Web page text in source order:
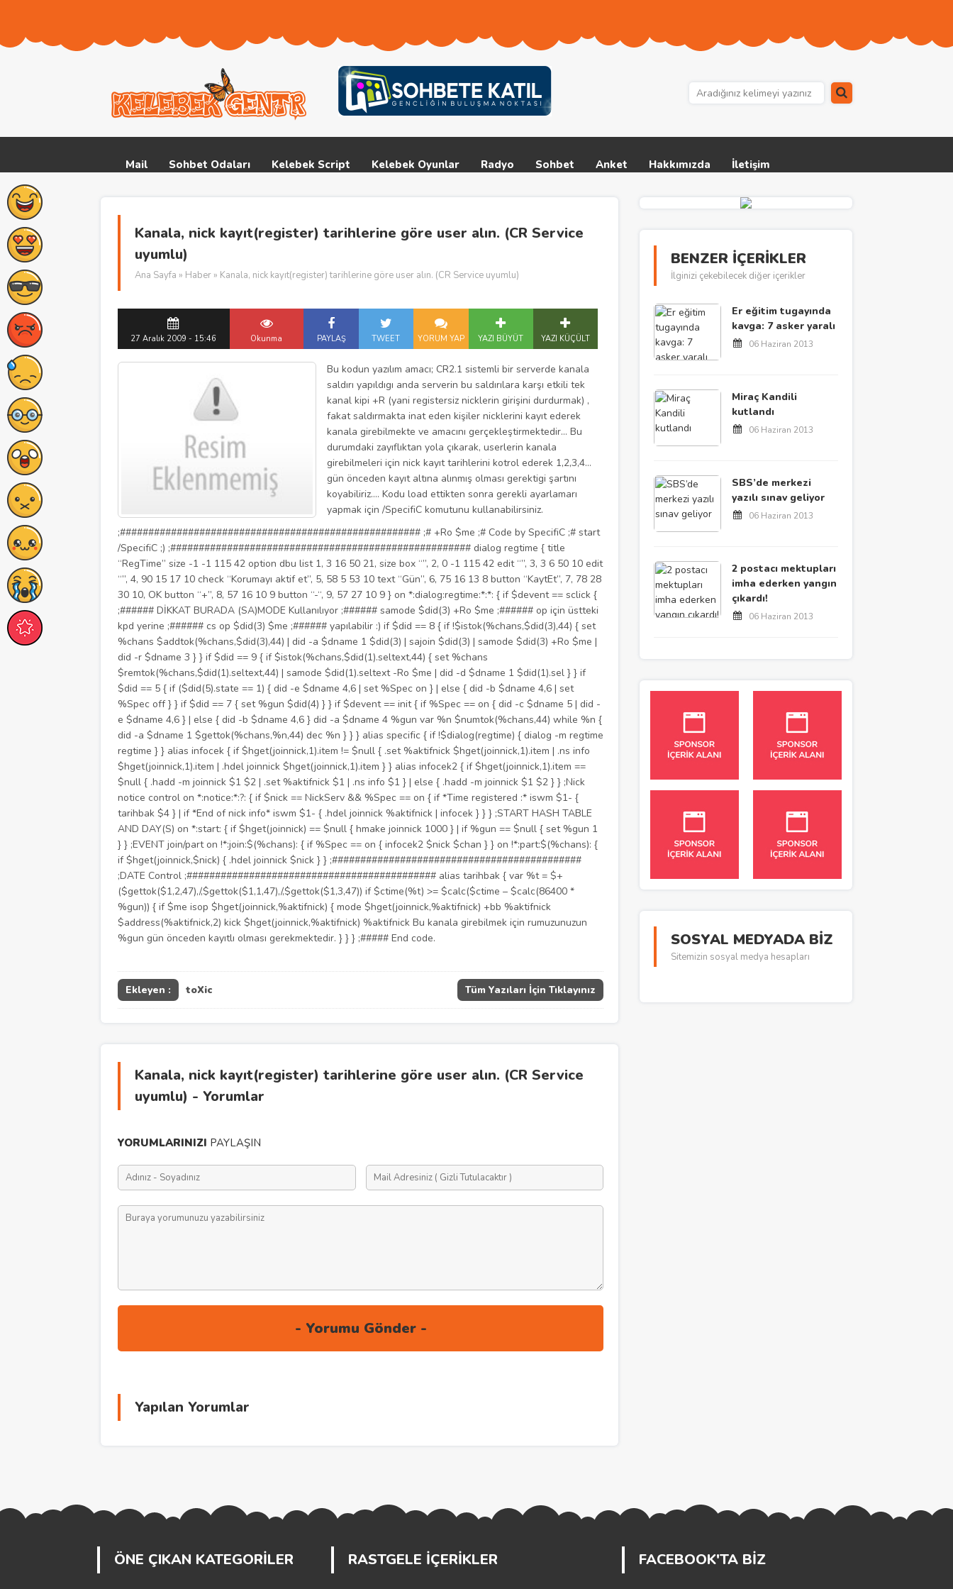
Mail Sohbet Odaları Kelebek Script Kelebek Oyunlar Radyo Sohbet Anket Hakkımızda İletişim
Kanala, nick kayıt(register) tarihlerine göre user alın. (CR Service
uyumlu)
Ana Sayfa » Haber » Kanala, nick kayıt(register) tarihlerine göre user alın. (CR Service uyumlu)
27 Aralık 2009 - 15:46 Okunma PAYLAŞ TWEET YORUM YAP YAZI BÜYÜT YAZI KÜÇÜLT
Bu kodun yazılım amacı; CR2.1 sistemli bir serverde kanala
saldırı yapıldıgı anda serverin bu saldırılara karşı etkili tek
kanal kipi +R (yani registersiz nicklerin girişini durdurmak) ,
fakat saldırmakta inat eden kişiler nicklerini kayıt ederek
kanala girebilmekte ve amacını gerçekleştirmektedir… Bu
durumdaki zayıflıktan yola çıkarak, userlerin kanala
girebilmeleri için nick kayıt tarihlerini kotrol ederek 1,2,3,4…
gün önceden kayıt altına alınmış olması gerektigi şartını
koyabiliriz…. Kodu load ettikten sonra gerekli ayarlamarı
yapmak için /SpecifiC komutunu kullanabilirsiniz.
;##################################################### ;# +Ro $me ;# Code by SpecifiC ;# start
/SpecifiC ;) ;##################################################### dialog regtime { title
“RegTime” size -1 -1 115 42 option dbu list 1, 3 16 50 21, size box “”, 2, 0 -1 115 42 edit “”, 3, 3 6 50 10 edit
“”, 4, 90 15 17 10 check “Korumayı aktif et”, 5, 58 5 53 10 text “Gün”, 6, 75 16 13 8 button “KaytEt”, 7, 78 28
30 10, OK button “+”, 8, 57 16 10 9 button “-“, 9, 57 27 10 9 } on *:dialog:regtime:*:*: { if $devent == sclick {
;###### DİKKAT BURADA (SA)MODE Kullanılıyor ;###### samode $did(3) +Ro $me ;###### op için üstteki
kpd yerine ;###### cs op $did(3) $me ;###### yapılabilir :) if $did == 8 { if !$istok(%chans,$did(3),44) { set
%chans $addtok(%chans,$did(3),44) | did -a $dname 1 $did(3) | sajoin $did(3) | samode $did(3) +Ro $me |
did -r $dname 3 } } if $did == 9 { if $istok(%chans,$did(1).seltext,44) { set %chans
$remtok(%chans,$did(1).seltext,44) | samode $did(1).seltext -Ro $me | did -d $dname 1 $did(1).sel } } if
$did == 5 { if ($did(5).state == 1) { did -e $dname 4,6 | set %Spec on } | else { did -b $dname 4,6 | set
%Spec off } } if $did == 7 { set %gun $did(4) } } if $devent == init { if %Spec == on { did -c $dname 5 | did -
e $dname 4,6 } | else { did -b $dname 4,6 } did -a $dname 4 %gun var %n $numtok(%chans,44) while %n {
did -a $dname 1 $gettok(%chans,%n,44) dec %n } } } alias specific { if !$dialog(regtime) { dialog -m regtime
regtime } } alias infocek { if $hget(joinnick,1).item != $null { .set %aktifnick $hget(joinnick,1).item | .ns info
$hget(joinnick,1).item | .hdel joinnick $hget(joinnick,1).item } } alias infocek2 { if $hget(joinnick,1).item ==
$null { .hadd -m joinnick $1 $2 | .set %aktifnick $1 | .ns info $1 } | else { .hadd -m joinnick $1 $2 } } ;Nick
notice control on *:notice:*:?: { if $nick == NickServ && %Spec == on { if *Time registered :* iswm $1- {
tarihbak $4 } | if *End of nick info* iswm $1- { .hdel joinnick %aktifnick | infocek } } } ;START HASH TABLE
AND DAY(S) on *:start: { if $hget(joinnick) == $null { hmake joinnick 1000 } | if %gun == $null { set %gun 1
} } ;EVENT join/part on !*:join:$(%chans): { if %Spec == on { infocek2 $nick $chan } } on !*:part:$(%chans): {
if $hget(joinnick,$nick) { .hdel joinnick $nick } } ;############################################
;DATE Control ;############################################ alias tarihbak { var %t = $+
($gettok($1,2,47),/,$gettok($1,1,47),/,$gettok($1,3,47)) if $ctime(%t) >= $calc($ctime – $calc(86400 *
%gun)) { if $me isop $hget(joinnick,%aktifnick) { mode $hget(joinnick,%aktifnick) +bb %aktifnick
$address(%aktifnick,2) kick $hget(joinnick,%aktifnick) %aktifnick Bu kanala girebilmek için rumuzunuzun
%gun gün önceden kayıtlı olması gerekmektedir. } } } ;##### End code.
Ekleyen : toXic Tüm Yazıları İçin Tıklayınız
Kanala, nick kayıt(register) tarihlerine göre user alın. (CR Service
uyumlu) - Yorumlar
YORUMLARINIZI PAYLAŞIN
Yapılan Yorumlar
BENZER İÇERİKLER
İlginizi çekebilecek diğer içerikler
Er eğitim tugayında
kavga: 7 asker yaralı
06 Haziran 2013
Miraç Kandili
kutlandı
06 Haziran 2013
SBS’de merkezi
yazılı sınav geliyor
06 Haziran 2013
2 postacı mektupları
imha ederken yangın
çıkardı!
06 Haziran 2013
SOSYAL MEDYADA BİZ
Sitemizin sosyal medya hesapları
ÖNE ÇIKAN KATEGORİLER RASTGELE İÇERİKLER FACEBOOK'TA BİZ